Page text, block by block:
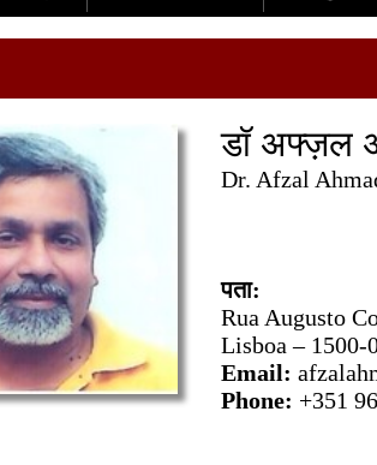
डॉ अफ्ज़ल
Dr. Afzal
पता:
Rua Augusto
Lisboa – 1500-
Email:
Phone: +351